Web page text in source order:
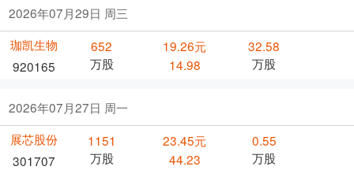
2026年07月29日 周三
珈凯生物
920165
652
万股
19.26元
14.98
32.58
万股
2026年07月27日 周一
展芯股份
301707
1151
万股
23.45元
44.23
0.55
万股